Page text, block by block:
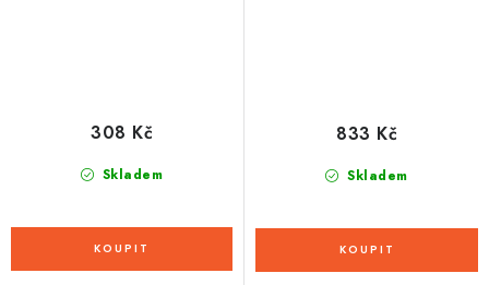
Skladem
308 Kč
Skladem
833 Kč